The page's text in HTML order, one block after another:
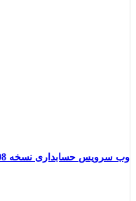
وب سرویس حسابداری نسخه 6.08